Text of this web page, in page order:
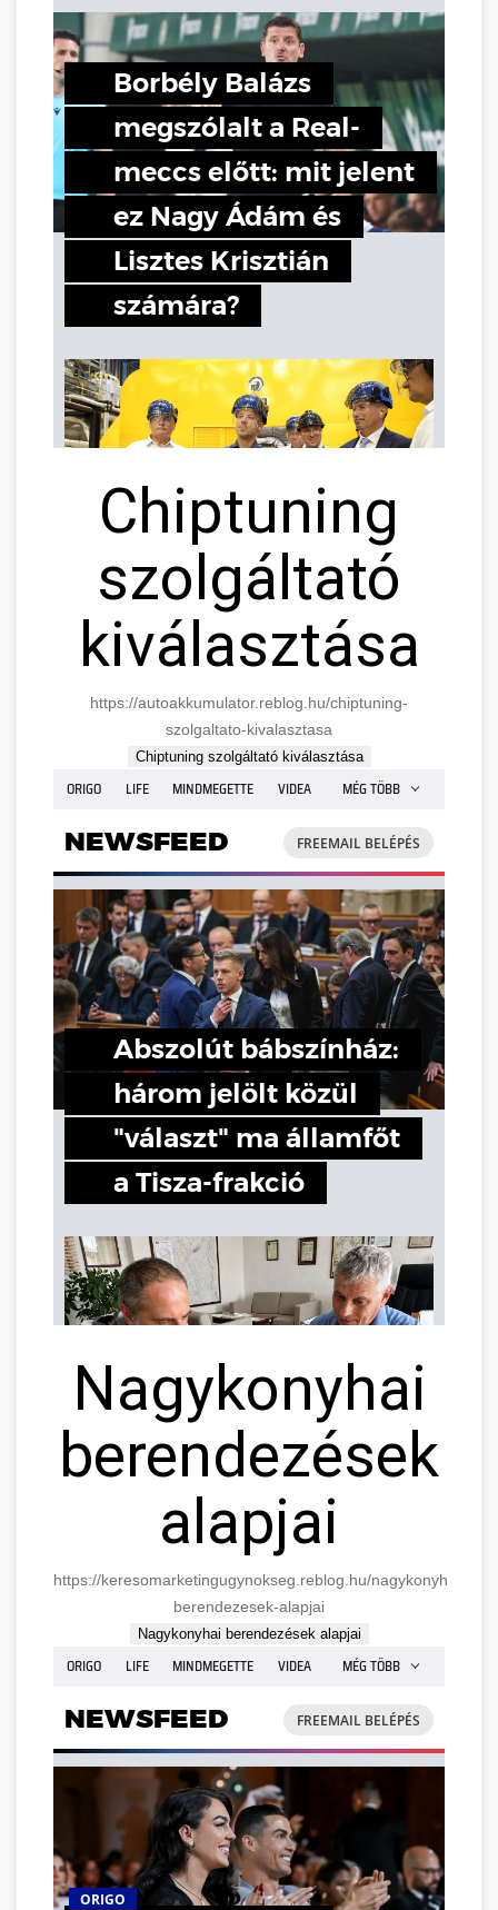
Chiptuning
szolgáltató
kiválasztása
https://autoakkumulator.reblog.hu/chiptuning-
szolgaltato-kivalasztasa
Chiptuning szolgáltató kiválasztása
Nagykonyhai
berendezések
alapjai
https://keresomarketingugynokseg.reblog.hu/nagykonyhai-
berendezesek-alapjai
Nagykonyhai berendezések alapjai